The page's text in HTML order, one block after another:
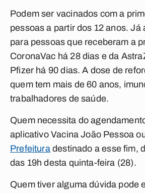
Podem ser vacinados com a
pessoas a partir dos 12 anos. Já
para pessoas que receberam a
CoronaVac há 28 dias e da
Pfizer há 90 dias. A dose de
quem tem mais de 60 anos,
trabalhadores de saúde.
Quem necessita do
aplicativo Vacina João Pessoa
Prefeituradestinado a esse fim,
das 19h desta quinta-feira (28).
Quem tiver alguma dúvida pode